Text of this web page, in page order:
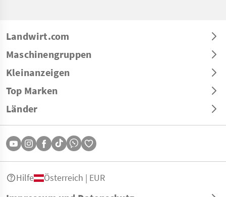
Landwirt.com
Maschinengruppen
Kleinanzeigen
Top Marken
Länder
Hilfe Österreich | EUR